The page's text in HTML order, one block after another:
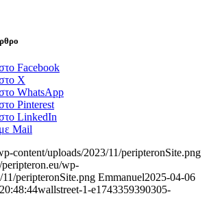
Facebook
X
WhatsApp
Pinterest
LinkedIn
Mail
content/uploads/2023/11/peripteronSite.png
peripteron.eu/wp-
peripteronSite.png Emmanuel2025-04-06
wallstreet-1-e1743359390305-